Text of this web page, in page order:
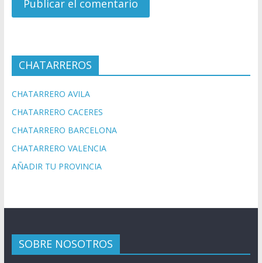
CHATARREROS
CHATARRERO AVILA
CHATARRERO CACERES
CHATARRERO BARCELONA
CHATARRERO VALENCIA
AÑADIR TU PROVINCIA
SOBRE NOSOTROS